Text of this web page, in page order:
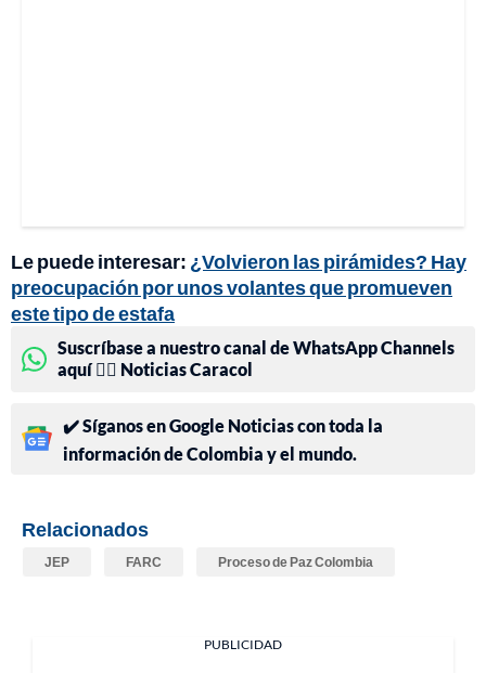
Le puede interesar: ¿Volvieron las pirámides? Hay
preocupación por unos volantes que promueven
este tipo de estafa
Suscríbase a nuestro canal de WhatsApp Channels
aquí 👉🏻 Noticias Caracol
✔️ Síganos en Google Noticias con toda la
información de Colombia y el mundo.
Relacionados
JEP FARC Proceso de Paz Colombia
PUBLICIDAD